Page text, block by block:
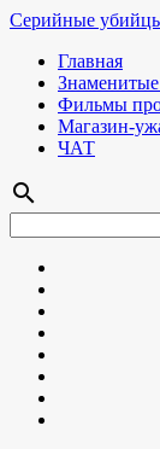
Серийные
Главная
Фильмы про
Магазин-
ЧАТ
search